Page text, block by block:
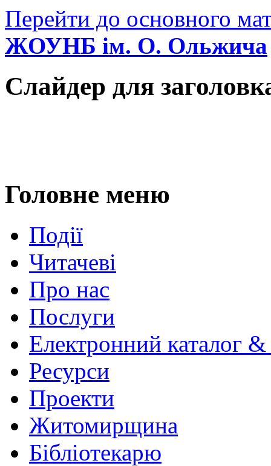
Перейти до основного
ЖОУНБ ім. О. Ольжича
Слайдер для
Головне меню
Події
Читачеві
Про нас
Послуги
Електронний каталог
Ресурси
Проекти
Житомирщина
Бібліотекарю